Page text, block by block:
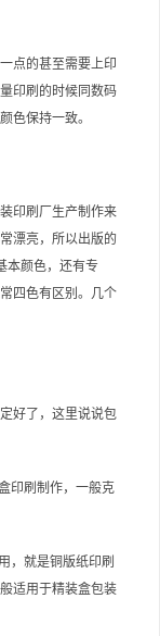
点的甚至需要上印
印刷的时候同数码
色保持一致。
印刷厂生产制作来
漂亮，所以出版的
本颜色，还有专
四色有区别。几个
好了，这里说说包
印刷制作，一般克
，就是铜版纸印刷
适用于精装盒包装